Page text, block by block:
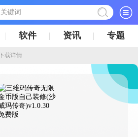
软件 资讯 专题
载详情